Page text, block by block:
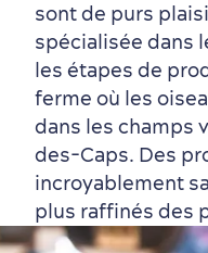
En famille
sont de purs
spécialisée dans
les étapes de
ferme où les
dans les champs
des-Caps. Des
incroyablement
plus raffinés des